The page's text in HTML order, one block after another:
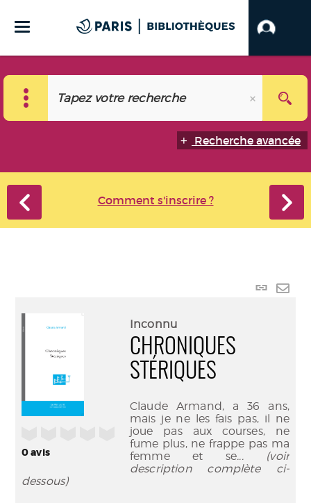
Recherche avancée
Comment s'inscrire ?
Lien
0avis
Inconnu
CHRONIQUES
STÉRIQUES
Claude Armand, a 36 ans,
mais je ne les fais pas, il ne
joue pas aux courses, ne
fume plus, ne frappe pas ma
femme et se... (voir
description complète ci-
dessous)